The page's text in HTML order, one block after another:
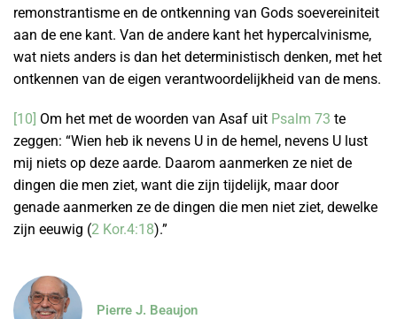
remonstrantisme en de ontkenning van Gods soevereiniteit
aan de ene kant. Van de andere kant het hypercalvinisme,
wat niets anders is dan het deterministisch denken, met het
ontkennen van de eigen verantwoordelijkheid van de mens.
[10] Om het met de woorden van Asaf uit Psalm 73 te
zeggen: “Wien heb ik nevens U in de hemel, nevens U lust
mij niets op deze aarde. Daarom aanmerken ze niet de
dingen die men ziet, want die zijn tijdelijk, maar door
genade aanmerken ze de dingen die men niet ziet, dewelke
zijn eeuwig (2 Kor.4:18).”
Pierre J. Beaujon